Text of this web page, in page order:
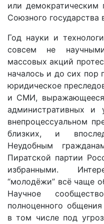
или демократическим
Союзного государства
Год науки и
совсем не
массовых акций
началось и до сих пор
юридическое
и СМИ, выражающееся
административных и
внепроцессуальном
близких, и
Неудобным
Пиратской партии
избранными.
“молодёжи” всё чаще
Научное
полноценного
в том числе под